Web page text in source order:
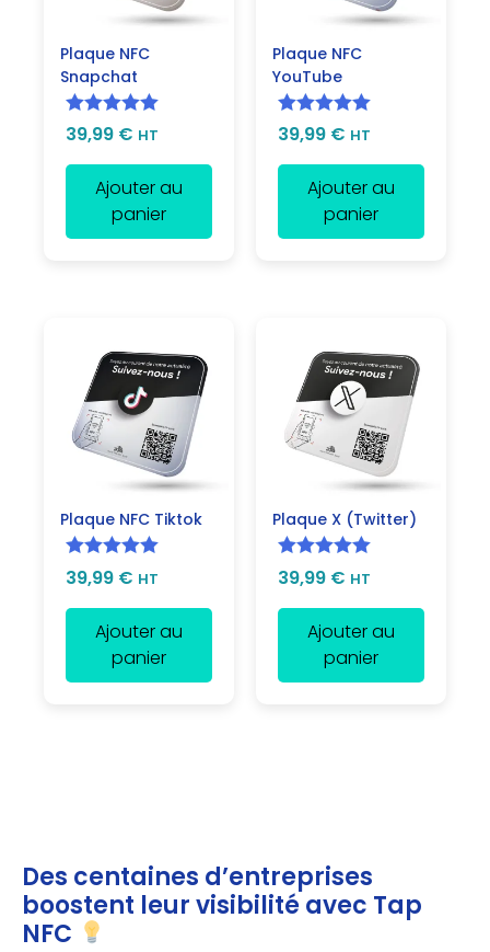
Plaque NFC
Snapchat
Note5.00
39,99 € HT
Ajouter au
panier
Plaque NFC
YouTube
Note5.00
39,99 € HT
Ajouter au
panier
Plaque NFC Tiktok
Note5.00
39,99 € HT
Ajouter au
panier
Plaque X (Twitter)
Note5.00
39,99 € HT
Ajouter au
panier
Des centaines d’entreprises
boostent leur visibilité avec Tap
NFC